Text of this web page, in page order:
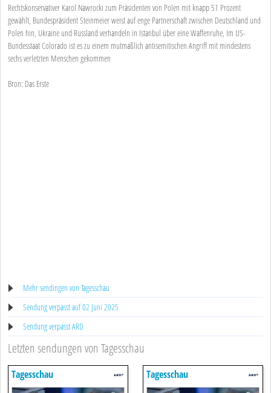
Rechtskonservativer Karol Nawrocki zum Präsidenten von Polen mit knapp 51 Prozent
gewählt, Bundespräsident Steinmeier weist auf enge Partnerschaft zwischen Deutschland und
Polen hin, Ukraine und Russland verhandeln in Istanbul über eine Waffenruhe, Im US-
Bundesstaat Colorado ist es zu einem mutmaßlich antisemitischen Angriff mit mindestens
sechs verletzten Menschen gekommen
Bron: Das Erste
Mehr sendingen von Tagesschau
Sendung verpasst auf 02 Juni 2025
Sendung verpasst ARD
Letzten sendungen von Tagesschau
Tagesschau Tagesschau